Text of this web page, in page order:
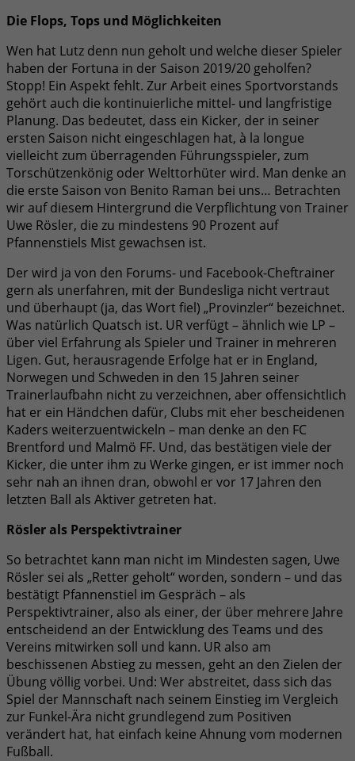
Die Flops, Tops und Möglichkeiten
Wen hat Lutz denn nun geholt und welche dieser Spieler
haben der Fortuna in der Saison 2019/20 geholfen?
Stopp! Ein Aspekt fehlt. Zur Arbeit eines Sportvorstands
gehört auch die kontinuierliche mittel- und langfristige
Planung. Das bedeutet, dass ein Kicker, der in seiner
ersten Saison nicht eingeschlagen hat, à la longue
vielleicht zum überragenden Führungsspieler, zum
Torschützenkönig oder Welttorhüter wird. Man denke an
die erste Saison von Benito Raman bei uns… Betrachten
wir auf diesem Hintergrund die Verpflichtung von Trainer
Uwe Rösler, die zu mindestens 90 Prozent auf
Pfannenstiels Mist gewachsen ist.
Der wird ja von den Forums- und Facebook-Cheftrainer
gern als unerfahren, mit der Bundesliga nicht vertraut
und überhaupt (ja, das Wort fiel) „Provinzler“ bezeichnet.
Was natürlich Quatsch ist. UR verfügt – ähnlich wie LP –
über viel Erfahrung als Spieler und Trainer in mehreren
Ligen. Gut, herausragende Erfolge hat er in England,
Norwegen und Schweden in den 15 Jahren seiner
Trainerlaufbahn nicht zu verzeichnen, aber offensichtlich
hat er ein Händchen dafür, Clubs mit eher bescheidenen
Kaders weiterzuentwickeln – man denke an den FC
Brentford und Malmö FF. Und, das bestätigen viele der
Kicker, die unter ihm zu Werke gingen, er ist immer noch
sehr nah an ihnen dran, obwohl er vor 17 Jahren den
letzten Ball als Aktiver getreten hat.
Rösler als Perspektivtrainer
So betrachtet kann man nicht im Mindesten sagen, Uwe
Rösler sei als „Retter geholt“ worden, sondern – und das
bestätigt Pfannenstiel im Gespräch – als
Perspektivtrainer, also als einer, der über mehrere Jahre
entscheidend an der Entwicklung des Teams und des
Vereins mitwirken soll und kann. UR also am
beschissenen Abstieg zu messen, geht an den Zielen der
Übung völlig vorbei. Und: Wer abstreitet, dass sich das
Spiel der Mannschaft nach seinem Einstieg im Vergleich
zur Funkel-Ära nicht grundlegend zum Positiven
verändert hat, hat einfach keine Ahnung vom modernen
Fußball.